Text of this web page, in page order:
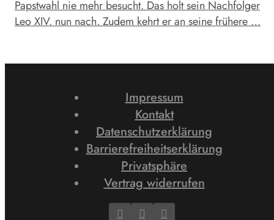
Papstwahl nie mehr besucht. Das holt sein Nachfolger
Leo XIV. nun nach. Zudem kehrt er an seine frühere …
Impressum
Kontakt
Datenschutzerklärung
Barrierefreiheitserklärung
Privatsphäre
Vertrag widerrufen